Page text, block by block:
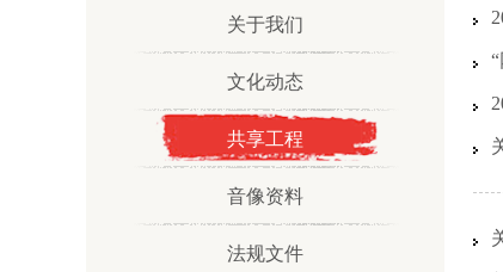
关于我们
文化动态
共享工程
音像资料
法规文件